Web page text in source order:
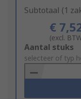
Subtotaal (1
€
(excl.
Add
to
Basket
Aantal stuks
selecteer of typ